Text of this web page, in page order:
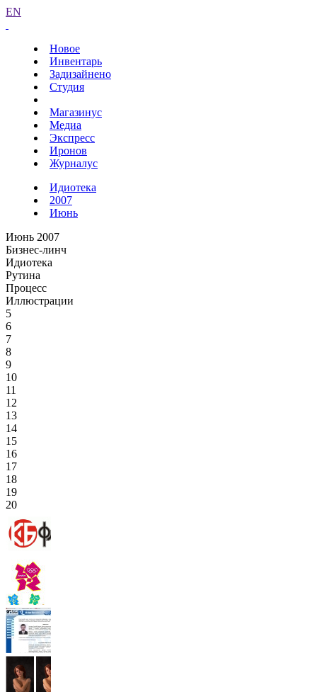
EN
Новое
Инвентарь
Задизайнено
Студия
Магазинус
Медиа
Экспресс
Иронов
Журналус
Идиотека
2007
Июнь
Июнь 2007
Бизнес-линч
Идиотека
Рутина
Процесс
Иллюстрации
5
6
7
8
9
10
11
12
13
14
15
16
17
18
19
20